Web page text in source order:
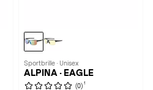
Sportbrille · Unisex
ALPINA · EAGLE
(0) 1